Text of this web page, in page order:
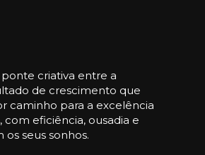
criativa entre a
de crescimento que
caminho para a excelência
com eficiência, ousadia e
seus sonhos.